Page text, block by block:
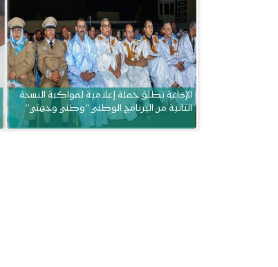
الإذاعة تطلق حملة إعلامية لمواكبة النسخة
الثانية من البرنامج الوطني “وطني وجهتي”